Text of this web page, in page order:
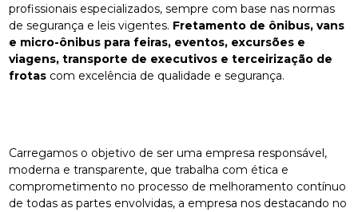
profissionais especializados, sempre com base nas normas
de segurança e leis vigentes. Fretamento de ônibus, vans
e micro-ônibus para feiras, eventos, excursões e
viagens, transporte de executivos e terceirização de
frotas com excelência de qualidade e segurança.
Carregamos o objetivo de ser uma empresa responsável,
moderna e transparente, que trabalha com ética e
comprometimento no processo de melhoramento contínuo
de todas as partes envolvidas, a empresa nos destacando no